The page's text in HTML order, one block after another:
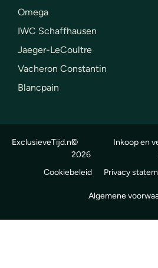
Omega
IWC Schaffhausen
Jaeger-LeCoultre
Vacheron Constantin
Blancpain
ExclusieveTijd.nl©
2026
Inkoop en
Cookiebeleid
Privacy
Algemene